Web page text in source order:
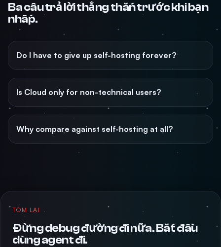
Ba câu trả lời thẳng thắn trước khi bạn
nhấp.
Do I have to give up self-hosting forever?
Is Cloud only for non-technical users?
Why compare against self-hosting at all?
TÓM LẠI
Đừng debug đường đi nữa. Bắt đầu
dùng agent đi.